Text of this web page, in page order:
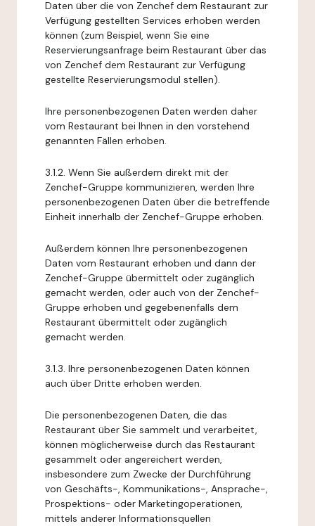
Daten über die von Zenchef dem Restaurant zur
Verfügung gestellten Services erhoben werden
können (zum Beispiel, wenn Sie eine
Reservierungsanfrage beim Restaurant über das
von Zenchef dem Restaurant zur Verfügung
gestellte Reservierungsmodul stellen).
Ihre personenbezogenen Daten werden daher
vom Restaurant bei Ihnen in den vorstehend
genannten Fällen erhoben.
3.1.2. Wenn Sie außerdem direkt mit der
Zenchef-Gruppe kommunizieren, werden Ihre
personenbezogenen Daten über die betreffende
Einheit innerhalb der Zenchef-Gruppe erhoben.
Außerdem können Ihre personenbezogenen
Daten vom Restaurant erhoben und dann der
Zenchef-Gruppe übermittelt oder zugänglich
gemacht werden, oder auch von der Zenchef-
Gruppe erhoben und gegebenenfalls dem
Restaurant übermittelt oder zugänglich
gemacht werden.
3.1.3. Ihre personenbezogenen Daten können
auch über Dritte erhoben werden.
Die personenbezogenen Daten, die das
Restaurant über Sie sammelt und verarbeitet,
können möglicherweise durch das Restaurant
gesammelt oder angereichert werden,
insbesondere zum Zwecke der Durchführung
von Geschäfts-, Kommunikations-, Ansprache-,
Prospektions- oder Marketingoperationen,
mittels anderer Informationsquellen